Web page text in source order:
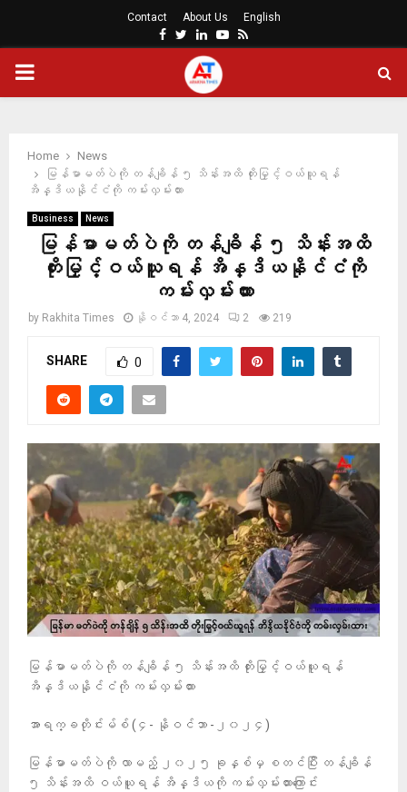
Contact About Us English
Facebook
Twitter
LinkedinYoutube
Rss
PRIMARY
Home
News
မြန်မာမတ်ပဲကို တန်ချိန် ၅ သိန်းအထိ တိုးမြှင့်ဝယ်ယူရန်
အိန္ဒိယနိုင်ငံကို ကမ်းလှမ်းထား
Business News
မြန်မာမတ်ပဲကို တန်ချိန် ၅ သိန်းအထိ
တိုးမြှင့်ဝယ်ယူရန် အိန္ဒိယနိုင်ငံကို
ကမ်းလှမ်းထား
by Rakhita Times နိုဝင်ဘာ 4, 2024 2 219
SHARE 0
မြန်မာမတ်ပဲကို တန်ချိန် ၅ သိန်းအထိ တိုးမြှင့်ဝယ်ယူရန်
အိန္ဒိယနိုင်ငံကို ကမ်းလှမ်းထား
အာရက္ခတိုင်းမ်စ် (၄- နိုဝင်ဘာ -၂၀၂၄)
မြန်မာမတ်ပဲကို လာမည့် ၂၀၂၅ ခုနှစ်မှ စတင်ပြီး တန်ချိန်
၅ သိန်းအထိ ဝယ်ယူရန် အိန္ဒိယကို ကမ်းလှမ်းထားကြောင်း